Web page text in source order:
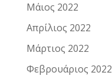
Μάιος 2022
Απρίλιος 2022
Μάρτιος 2022
Φεβρουάριος 2022